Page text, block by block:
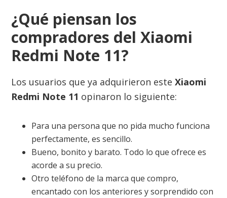
¿Qué piensan los
compradores del Xiaomi
Redmi Note 11?
Los usuarios que ya adquirieron esteXiaomi
Redmi Note 11 opinaron lo siguiente:
Para una persona que no pida mucho funciona
perfectamente, es sencillo.
Bueno, bonito y barato. Todo lo que ofrece es
acorde a su precio.
Otro teléfono de la marca que compro,
encantado con los anteriores y sorprendido con